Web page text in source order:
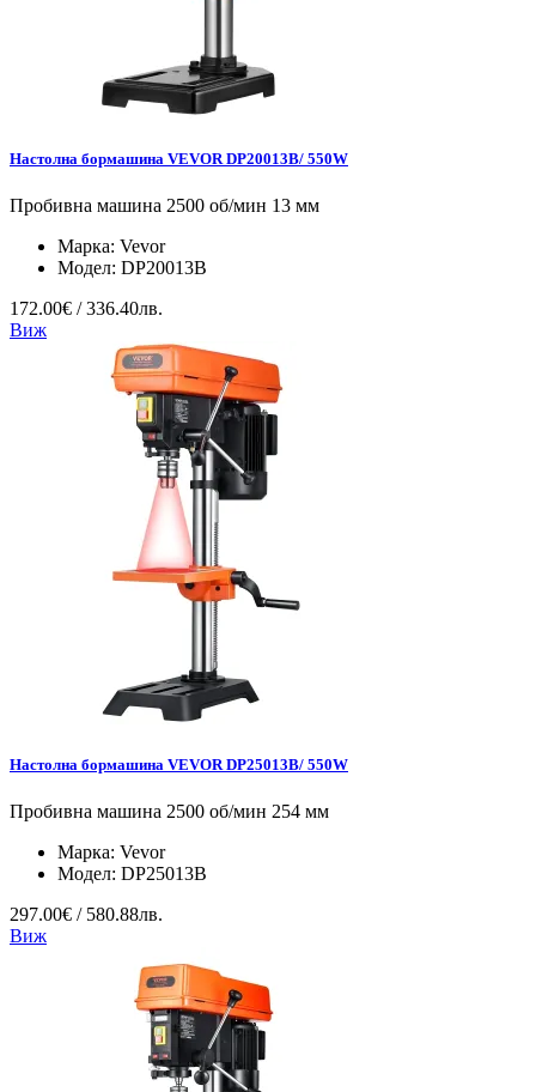
Настолна бормашина VEVOR DP20013B/ 550W
Пробивна машина 2500 об/мин 13 мм
Марка: Vevor
Модел: DP20013B
172.00€ / 336.40лв.
Виж
Настолна бормашина VEVOR DP25013B/ 550W
Пробивна машина 2500 об/мин 254 мм
Марка: Vevor
Модел: DP25013B
297.00€ / 580.88лв.
Виж